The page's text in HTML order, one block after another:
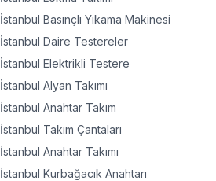
İstanbul Basınçlı Yıkama Makinesi
İstanbul Daire Testereler
İstanbul Elektrikli Testere
İstanbul Alyan Takımı
İstanbul Anahtar Takım
İstanbul Takım Çantaları
İstanbul Anahtar Takımı
İstanbul Kurbağacık Anahtarı